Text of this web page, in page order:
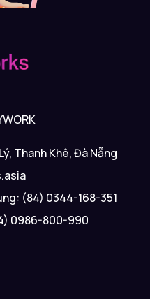
Thanh Khê, Đà Nẵng
(84) 0344-168-351
0986-800-990